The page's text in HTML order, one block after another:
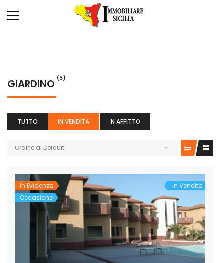
GIARDINO (5)
TUTTO IN VENDITA IN AFFITTO
Ordine di Default
In Evidenza
Occasione
In Vendita